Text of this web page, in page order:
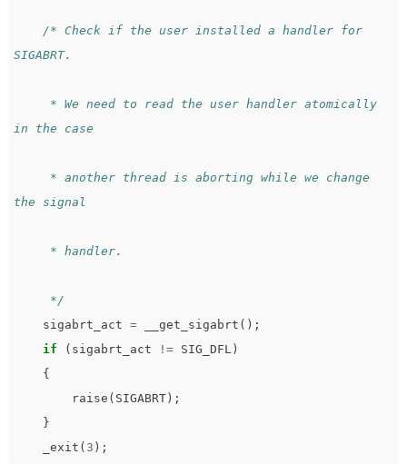
/* Check if the user installed a handler for
SIGABRT.
in the case
the signal
     */
sigabrt_act = __get_sigabrt ();
if
( sigabrt_act != SIG_DFL )
{
raise ( SIGABRT );
}
_exit ( 3 );